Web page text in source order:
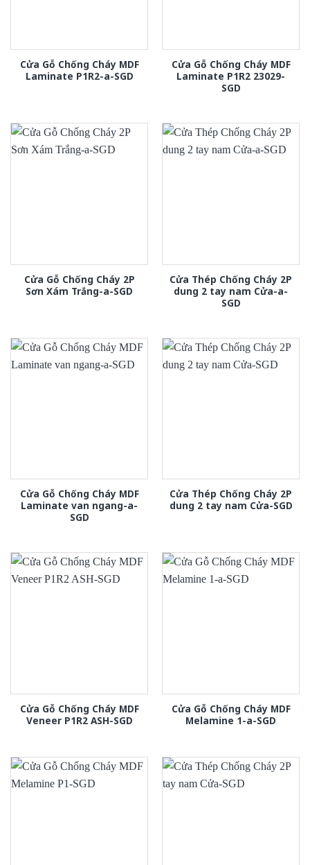
Cửa Gỗ Chống Cháy MDF
Laminate P1R2-a-SGD
Cửa Gỗ Chống Cháy MDF
Laminate P1R2 23029-
SGD
Cửa Gỗ Chống Cháy 2P
Sơn Xám Trắng-a-SGD
Cửa Thép Chống Cháy 2P
dung 2 tay nam Cửa-a-
SGD
Cửa Gỗ Chống Cháy MDF
Laminate van ngang-a-
SGD
Cửa Thép Chống Cháy 2P
dung 2 tay nam Cửa-SGD
Cửa Gỗ Chống Cháy MDF
Veneer P1R2 ASH-SGD
Cửa Gỗ Chống Cháy MDF
Melamine 1-a-SGD